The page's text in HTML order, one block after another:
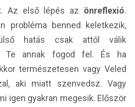
Az első lépés az önreflexió.
probléma benned keletkezik,
hatás csak attól válik
Te annak fogod fel. És ha
természetesen vagy Veled
aki miatt szenvedsz. Vagy
igen gyakran megesik. Először